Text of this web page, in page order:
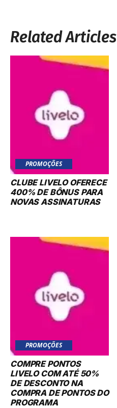
Related Articles
PROMOÇÕES
CLUBE LIVELO OFERECE
400% DE BÔNUS PARA
NOVAS ASSINATURAS
PROMOÇÕES
COMPRE PONTOS
LIVELO COM ATÉ 50%
DE DESCONTO NA
COMPRA DE PONTOS DO
PROGRAMA